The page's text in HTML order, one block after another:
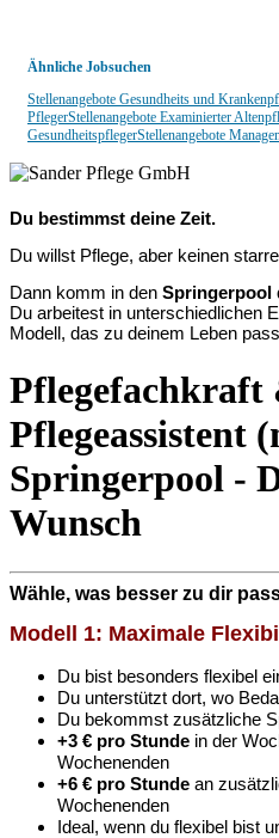
Ähnliche Jobsuchen
Stellenangebote Gesundheits und
PflegerStellenangebote Examinierter
GesundheitspflegerStellenangebote
Du bestimmst deine Zeit.
Du willst Pflege, aber keinen
Dann komm in den Springerpool
Du arbeitest in unterschiedlichen
Modell, das zu deinem Leben
Pflegefachkraft
Pflegeassistent
Springerpool -
Wunsch
Wähle, was besser zu dir
Modell 1: Maximale
Du bist besonders flexibel
Du unterstützt dort, wo
Du bekommst zusätzliche
+3 € pro Stunde in der
Wochenenden
+6 € pro Stunde an
Wochenenden
Ideal, wenn du flexibel bist